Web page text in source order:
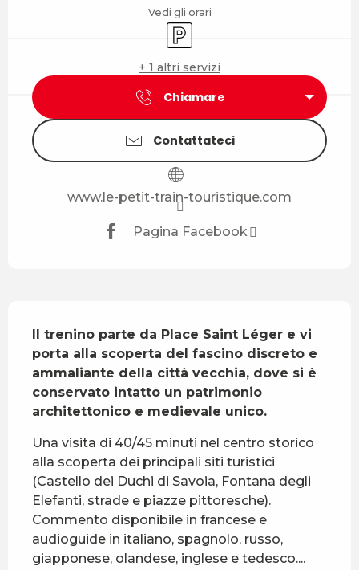
Vedi gli orari
Parcheggio
+ 1 altri servizi
Chiamare
Contattateci
www.le-petit-train-touristique.com
Pagina Facebook
Il trenino parte da Place Saint Léger e vi
porta alla scoperta del fascino discreto e
ammaliante della città vecchia, dove si è
conservato intatto un patrimonio
architettonico e medievale unico.
Una visita di 40/45 minuti nel centro storico
alla scoperta dei principali siti turistici
(Castello dei Duchi di Savoia, Fontana degli
Elefanti, strade e piazze pittoresche).
Commento disponibile in francese e
audioguide in italiano, spagnolo, russo,
giapponese, olandese, inglese e tedesco....